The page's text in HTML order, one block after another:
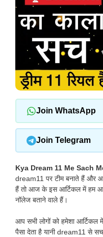
Join WhatsApp
Join Telegram
Kya Dream 11 Me Sach
dream11 पर टीम बनाते हैं और
हैं तो आज के इस आर्टिकल में हम
नॉलेज बताने वाले हैं।
आप सभी लोगों को हमेशा
पैसा देता है यानी dream11 से